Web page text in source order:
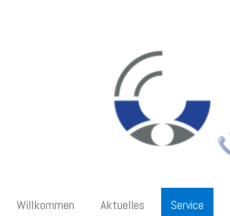
Willkommen Aktuelles Service